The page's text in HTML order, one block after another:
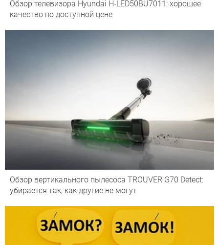
Обзор телевизора Hyundai H-LED50BU7011: хорошее
качество по доступной цене
Обзор вертикального пылесоса TROUVER G70 Detect:
убирается так, как другие не могут